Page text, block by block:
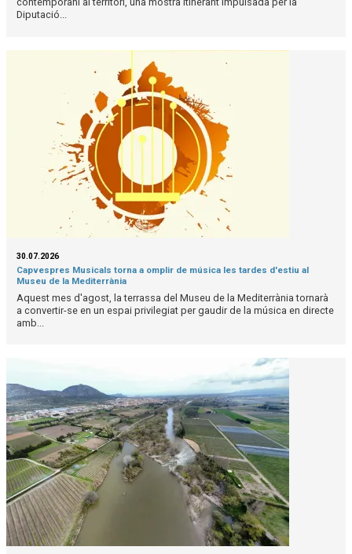
Diputació...
30.07.2026
Capvespres Musicals torna a omplir de música les tardes d'estiu al
Museu de la Mediterrània
Aquest mes d'agost, la terrassa del Museu de la Mediterrània tornarà
a convertir-se en un espai privilegiat per gaudir de la música en directe
amb...